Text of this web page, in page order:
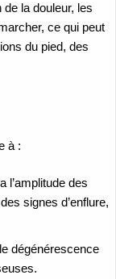
de la douleur, les
ce qui peut
du pied, des
à :
l’amplitude des
signes d’enflure,
dégénérescence